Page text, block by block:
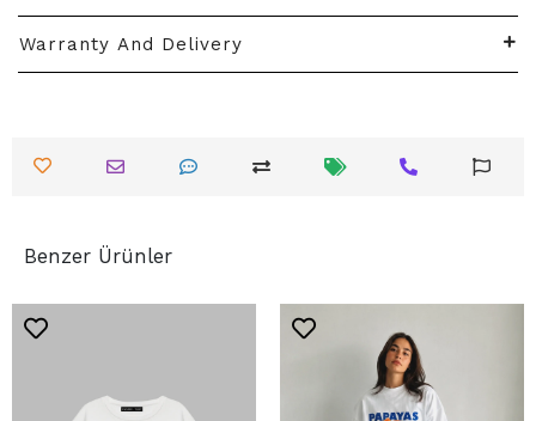
Warranty And Delivery
Benzer Ürünler